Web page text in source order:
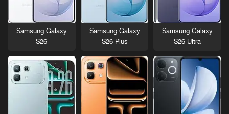
Samsung Galaxy
S26 Ultra
Samsung Galaxy
S26 Plus
Samsung Galaxy
S26